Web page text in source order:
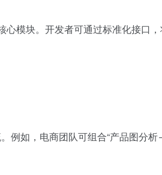
模块。开发者可通过标准化接口，
例如，电商团队可组合“产品图分